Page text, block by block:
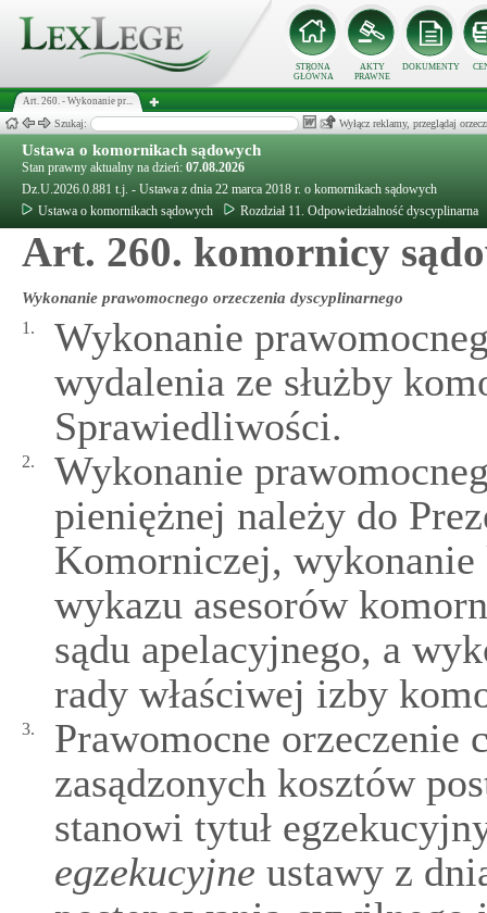
STRONA
GŁÓWNA
AKTY
PRAWNE
DOKUMENTY
Art. 260. - Wykonanie pr...
Szukaj: Wyłącz reklamy, przeglądaj
Ustawa o komornikach sądowych
Stan prawny aktualny na dzień: 07.08.2026
Dz.U.2026.0.881 t.j. - Ustawa z dnia 22 marca 2018 r. o komornikach sądowych
Ustawa o komornikach sądowych
Rozdział 11. Odpowiedzialność dyscyplinarna
Art. 260. komornicy
Wykonanie prawomocnego orzeczenia dyscyplinarnego
1.
Wykonanie
wydalenia ze służby
Sprawiedliwości.
2.
Wykonanie
pieniężnej należy do
Komorniczej, wykonanie
wykazu asesorów
sądu apelacyjnego, a
rady właściwej izby
3.
Prawomocne orzeczenie
zasądzonych kosztów
stanowi tytuł
egzekucyjne ustawy z